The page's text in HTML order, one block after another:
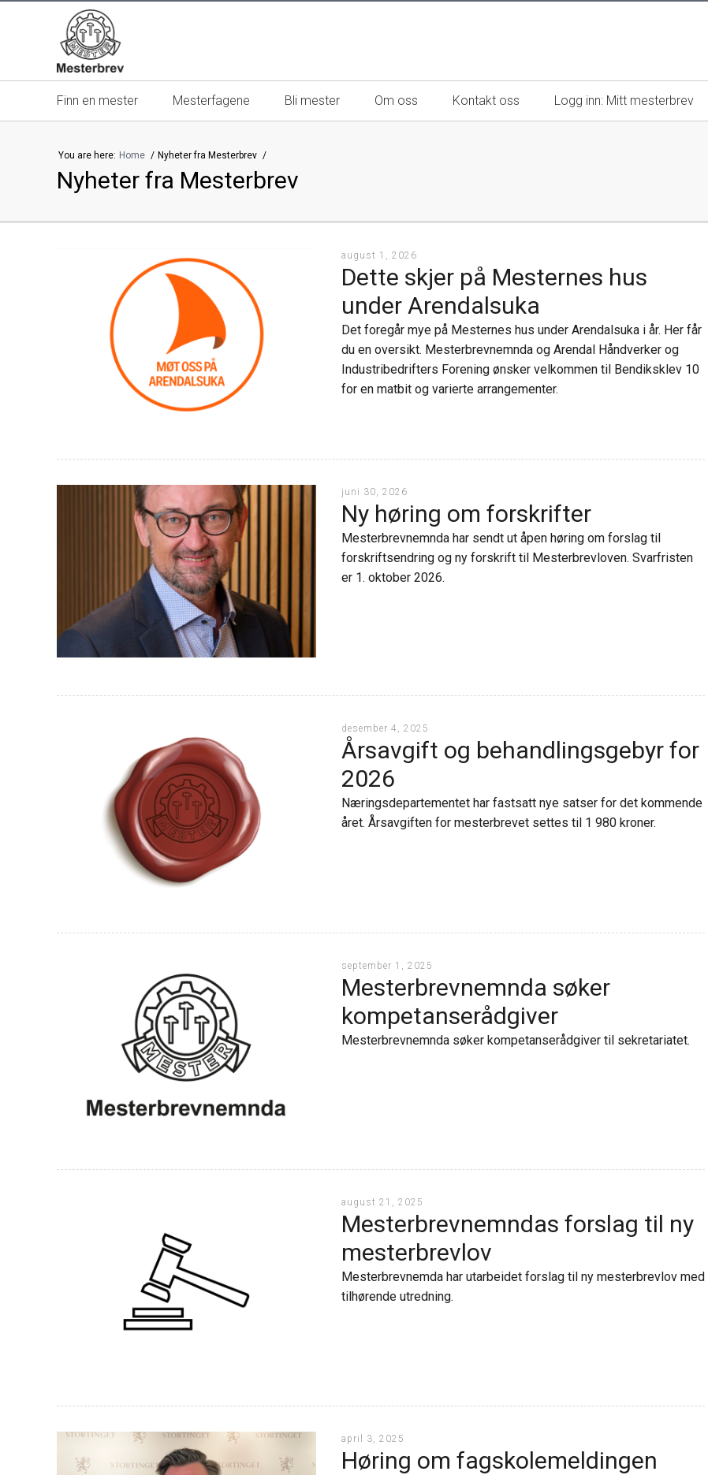
Finn en mester Mesterfagene Bli mester Om oss Kontakt oss Logg inn: Mitt mesterbrev
Mesterbrevnemnda
Mesterkvalifikasjonen
Mestermerket er beskyttet
Mestere | mesterbedrifter
13 gode grunner
Velg alltid en mester
Magasinet MESTER
Mesterbrevnemndas årsrapporter
Årsavgift
You are here: Home Nyheter fra Mesterbrev
Nyheter fra Mesterbrev
august 1, 2026
Dette skjer på Mesternes hus
under Arendalsuka
Det foregår mye på Mesternes hus under Arendalsuka i år. Her får
du en oversikt. Mesterbrevnemnda og Arendal Håndverker og
Industribedrifters Forening ønsker velkommen til Bendiksklev 10
for en matbit og varierte arrangementer.
juni 30, 2026
Ny høring om forskrifter
Mesterbrevnemnda har sendt ut åpen høring om forslag til
forskriftsendring og ny forskrift til Mesterbrevloven. Svarfristen
er 1. oktober 2026.
desember 4, 2025
Årsavgift og behandlingsgebyr for
2026
Næringsdepartementet har fastsatt nye satser for det kommende
året. Årsavgiften for mesterbrevet settes til 1 980 kroner.
september 1, 2025
Mesterbrevnemnda søker
kompetanserådgiver
Mesterbrevnemnda søker kompetanserådgiver til sekretariatet.
august 21, 2025
Mesterbrevnemndas forslag til ny
mesterbrevlov
Mesterbrevnemda har utarbeidet forslag til ny mesterbrevlov med
tilhørende utredning.
april 3, 2025
Høring om fagskolemeldingen